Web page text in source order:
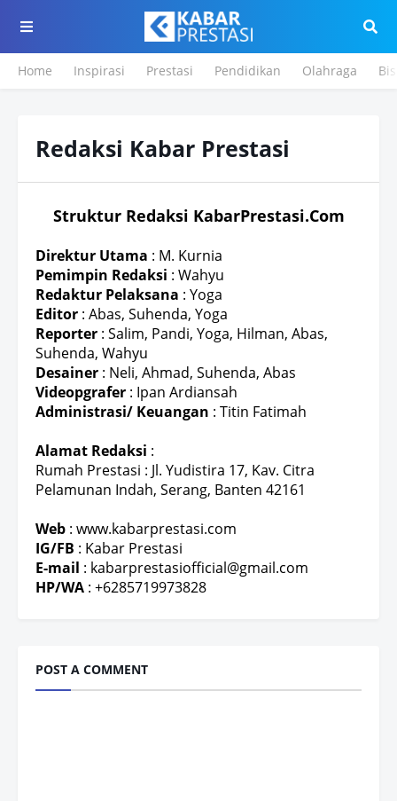
Home Inspirasi Prestasi Pendidikan Olahraga
Redaksi Kabar Prestasi
Struktur Redaksi KabarPrestasi.Com
Direktur Utama : M. Kurnia
Pemimpin Redaksi : Wahyu
Redaktur Pelaksana : Yoga
Editor : Abas, Suhenda, Yoga
Reporter : Salim, Pandi, Yoga, Hilman, Abas,
Suhenda, Wahyu
Desainer : Neli, Ahmad, Suhenda, Abas
Videopgrafer : Ipan Ardiansah
Administrasi/ Keuangan : Titin Fatimah
Alamat Redaksi :
Rumah Prestasi : Jl. Yudistira 17, Kav. Citra
Pelamunan Indah, Serang, Banten 42161
Web : www.kabarprestasi.com
IG/FB : Kabar Prestasi
E-mail : kabarprestasiofficial@gmail.com
HP/WA : +6285719973828
POST A COMMENT